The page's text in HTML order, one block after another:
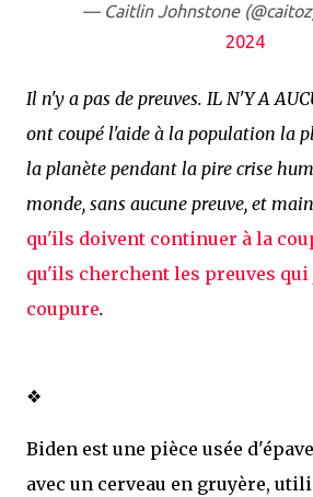
— Caitlin Johnstone
2024
Il n'y a pas de preuves. IL N'Y A
ont coupé l'aide à la population la
la planète pendant la pire crise
monde, sans aucune preuve, et
qu'ils doivent continuer à la
qu'ils cherchent les preuves
coupure.
❖
Biden est une pièce usée
avec un cerveau en gruyère,